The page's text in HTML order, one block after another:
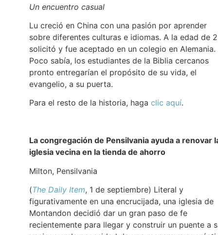
Un encuentro casual
Lu creció en China con una pasión por aprender
sobre diferentes culturas e idiomas. A la edad de
solicitó y fue aceptado en un colegio en Alemania.
Poco sabía, los estudiantes de la Biblia cercanos
pronto entregarían el propósito de su vida, el
evangelio, a su puerta.
Para el resto de la historia, haga clic aquí.
La congregación de Pensilvania ayuda a renovar
iglesia vecina en la tienda de ahorro
Milton, Pensilvania
(The Daily Item, 1 de septiembre) Literal y
figurativamente en una encrucijada, una iglesia de
Montandon decidió dar un gran paso de fe
recientemente para llegar y construir un puente a